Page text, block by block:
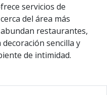
servicios de
del área más
restaurantes,
sencilla y
de intimidad.